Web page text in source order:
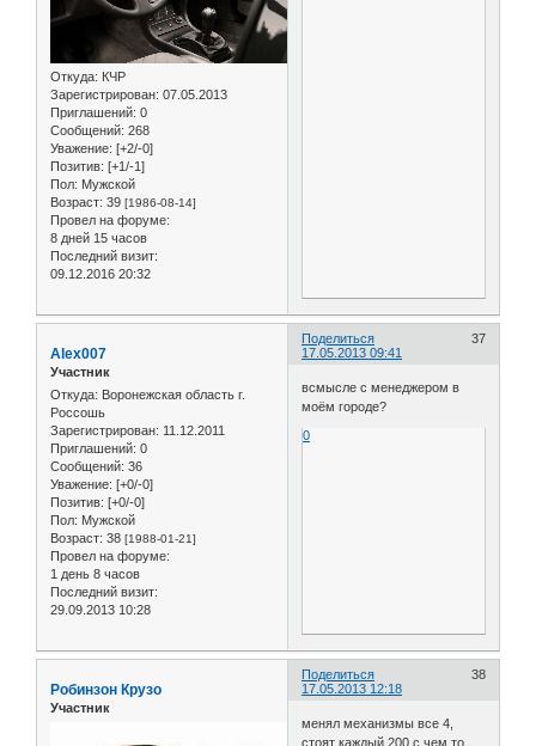
Откуда: КЧР
Зарегистрирован: 07.05.2013
Приглашений: 0
Сообщений: 268
Уважение: [+2/-0]
Позитив: [+1/-1]
Пол: Мужской
Возраст: 39 [1986-08-14]
Провел на форуме:
8 дней 15 часов
Последний визит:
09.12.2016 20:32
Поделиться
37
17.05.2013 09:41
Alex007
Участник
Откуда: Воронежская область г.
Россошь
Зарегистрирован: 11.12.2011
Приглашений: 0
Сообщений: 36
Уважение: [+0/-0]
Позитив: [+0/-0]
Пол: Мужской
Возраст: 38 [1988-01-21]
Провел на форуме:
1 день 8 часов
Последний визит:
29.09.2013 10:28
всмысле с менеджером в
моём городе?
0
Поделиться
38
17.05.2013 12:18
Робинзон Крузо
Участник
менял механизмы все 4,
стоят каждый 200 с чем то